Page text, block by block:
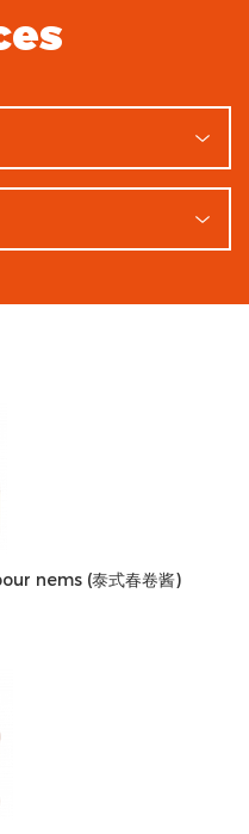
nems (泰式春卷酱)